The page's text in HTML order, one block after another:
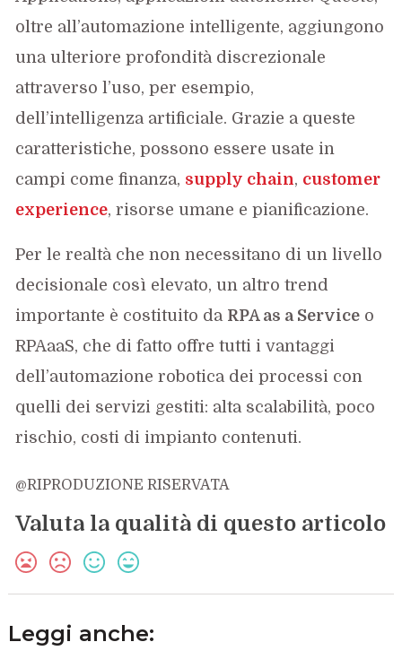
oltre all’automazione intelligente, aggiungono
una ulteriore profondità discrezionale
attraverso l’uso, per esempio,
dell’intelligenza artificiale. Grazie a queste
caratteristiche, possono essere usate in
campi come finanza, supply chain, customer
experience, risorse umane e pianificazione.
Per le realtà che non necessitano di un livello
decisionale così elevato, un altro trend
importante è costituito da RPA as a Service o
RPAaaS, che di fatto offre tutti i vantaggi
dell’automazione robotica dei processi con
quelli dei servizi gestiti: alta scalabilità, poco
rischio, costi di impianto contenuti.
@RIPRODUZIONE RISERVATA
Valuta la qualità di questo articolo
Leggi anche: